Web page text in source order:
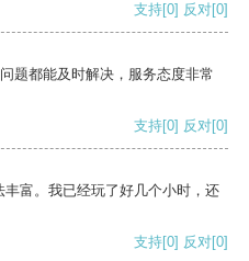
支持[0] 反对[0]
题都能及时解决，服务态度非常
支持[0] 反对[0]
富。我已经玩了好几个小时，还
支持[0] 反对[0]